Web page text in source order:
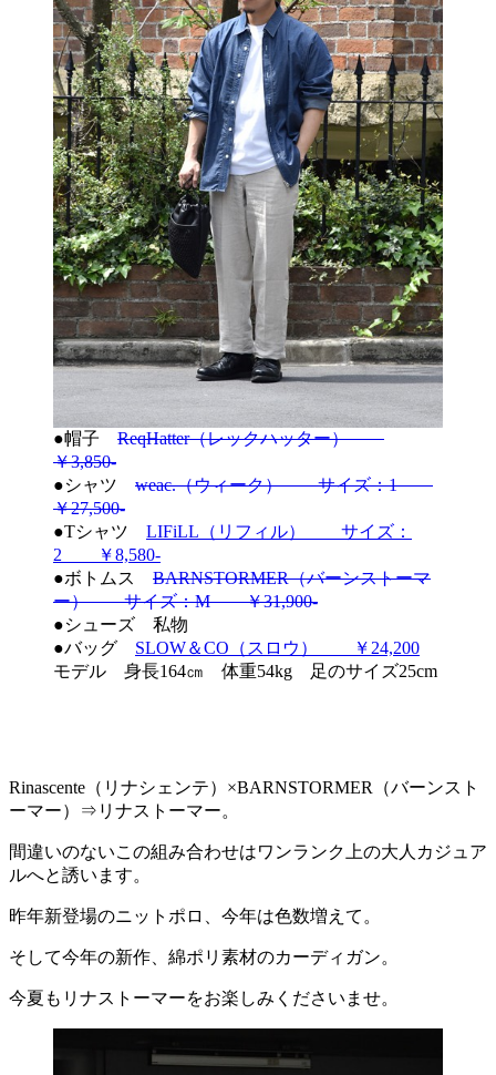
●帽子 ReqHatter（レックハッター）
￥3,850-
●シャツ weac.（ウィーク） サイズ：1
￥27,500-
●Tシャツ LIFiLL（リフィル） サイズ：
2 ￥8,580-
●ボトムス BARNSTORMER（バーンストーマ
ー） サイズ：M ￥31,900-
●シューズ 私物
●バッグ SLOW＆CO（スロウ） ￥24,200
モデル 身長164㎝ 体重54kg 足のサイズ25cm
Rinascente（リナシェンテ）×BARNSTORMER（バーンスト
ーマー）⇒リナストーマー。
間違いのないこの組み合わせはワンランク上の大人カジュア
ルへと誘います。
昨年新登場のニットポロ、今年は色数増えて。
そして今年の新作、綿ポリ素材のカーディガン。
今夏もリナストーマーをお楽しみくださいませ。